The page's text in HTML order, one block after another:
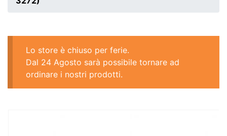
Lo store è chiuso per ferie.
Dal 24 Agosto sarà possibile tornare ad
ordinare i nostri prodotti.